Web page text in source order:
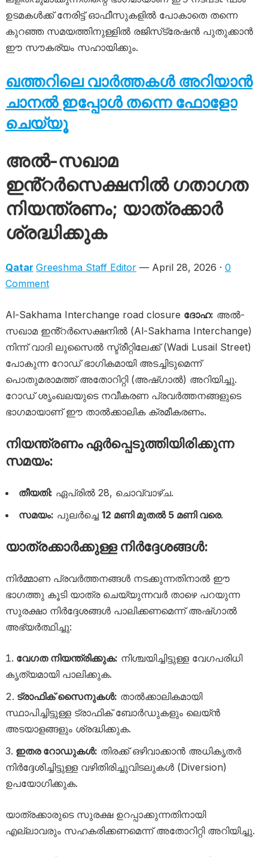
ഉടമകൾക്ക് നേരിട്ട് ഓഫീസുകളിൽ പോകാതെ തന്നെ
കുറഞ്ഞ സമയത്തിനുള്ളിൽ രജിസ്‌ട്രേഷൻ പുതുക്കാൻ
ഈ സൗകര്യം സഹായിക്കും.
ഖത്തറിലെ വാർത്തകൾ അറിയാൻ
ചാനൽ ഇപ്പോൾ തന്നെ ഫോളോ
ചെയ്യൂ
അൽ-സഖാമ
ഇൻ്റർസെക്ഷനിൽ ഗതാഗത
നിയന്ത്രണം; യാത്രക്കാർ
ശ്രദ്ധിക്കുക
Qatar Greeshma Staff Editor— April 28, 2026 · 0
Comment
Al-Sakhama Interchange road closure ദോഹ: അൽ-
സഖാമ ഇൻ്റർസെക്ഷനിൽ (Al-Sakhama Interchange)
നിന്ന് വാദി ലുസൈൽ സ്ട്രീറ്റിലേക്ക് (Wadi Lusail Street)
പോകുന്ന റോഡ് ഭാഗികമായി അടച്ചിടുമെന്ന്
പൊതുമരാമത്ത് അതോറിറ്റി (അഷ്ഗാൽ) അറിയിച്ചു.
റോഡ് ശൃംഖലയുടെ നവീകരണ പ്രവർത്തനങ്ങളുടെ
ഭാഗമായാണ് ഈ താൽക്കാലിക ക്രമീകരണം.
നിയന്ത്രണം ഏർപ്പെടുത്തിയിരിക്കുന്ന
സമയം:
തീയതി: ഏപ്രിൽ 28, ചൊവ്വാഴ്ച.
സമയം: പുലർച്ചെ 12 മണി മുതൽ 5 മണി വരെ.
യാത്രക്കാർക്കുള്ള നിർദ്ദേശങ്ങൾ:
നിർമ്മാണ പ്രവർത്തനങ്ങൾ നടക്കുന്നതിനാൽ ഈ
ഭാഗത്തു കൂടി യാത്ര ചെയ്യുന്നവർ താഴെ പറയുന്ന
സുരക്ഷാ നിർദ്ദേശങ്ങൾ പാലിക്കണമെന്ന് അഷ്ഗാൽ
അഭ്യർത്ഥിച്ചു:
വേഗത നിയന്ത്രിക്കുക: നിശ്ചയിച്ചിട്ടുള്ള വേഗപരിധി
കൃത്യമായി പാലിക്കുക.
ട്രാഫിക് സൈനുകൾ: താൽക്കാലികമായി
സ്ഥാപിച്ചിട്ടുള്ള ട്രാഫിക് ബോർഡുകളും ലെയ്ൻ
അടയാളങ്ങളും ശ്രദ്ധിക്കുക.
ഇതര റോഡുകൾ: തിരക്ക് ഒഴിവാക്കാൻ അധികൃതർ
നിർദ്ദേശിച്ചിട്ടുള്ള വഴിതിരിച്ചുവിടലുകൾ (Diversion)
ഉപയോഗിക്കുക.
യാത്രക്കാരുടെ സുരക്ഷ ഉറപ്പാക്കുന്നതിനായി
എല്ലാവരും സഹകരിക്കണമെന്ന് അതോറിറ്റി അറിയിച്ചു.